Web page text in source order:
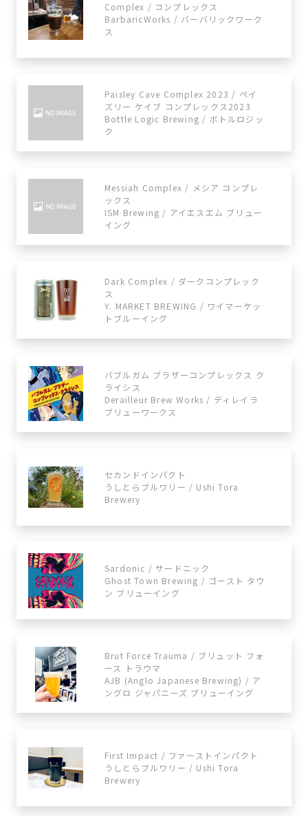
Complex / コンプレックス
BarbaricWorks / バーバリックワーク
ス
Paisley Cave Complex 2023 / ペイ
ズリー ケイブ コンプレックス2023
Bottle Logic Brewing / ボトルロジッ
ク
Messiah Complex / メシア コンプレ
ックス
ISM Brewing / アイエスエム ブリュー
イング
Dark Complex / ダークコンプレック
ス
Y. MARKET BREWING / ワイマーケッ
トブルーイング
バブルガム ブラザーコンプレックス ク
ライシス
Derailleur Brew Works / ディレイラ
ブリューワークス
セカンドインパクト
うしとらブルワリー / Ushi Tora
Brewery
Sardonic / サードニック
Ghost Town Brewing / ゴースト タウ
ン ブリューイング
Brut Force Trauma / ブリュット フォ
ース トラウマ
AJB (Anglo Japanese Brewing) / ア
ングロ ジャパニーズ ブリューイング
First Impact / ファーストインパクト
うしとらブルワリー / Ushi Tora
Brewery